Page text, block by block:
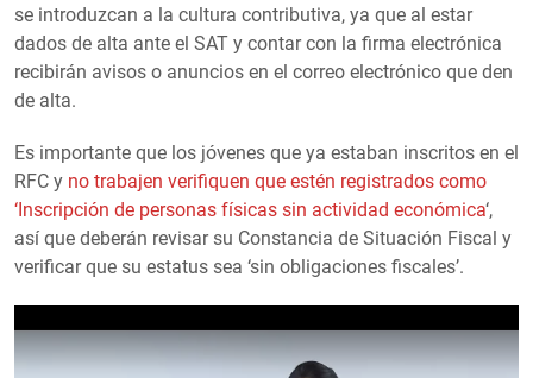
se introduzcan a la cultura contributiva, ya que al estar
dados de alta ante el SAT y contar con la firma electrónica
recibirán avisos o anuncios en el correo electrónico que den
de alta.
Es importante que los jóvenes que ya estaban inscritos en el
RFC y no trabajen verifiquen que estén registrados como
‘Inscripción de personas físicas sin actividad económica‘,
así que deberán revisar su Constancia de Situación Fiscal y
verificar que su estatus sea ‘sin obligaciones fiscales’.